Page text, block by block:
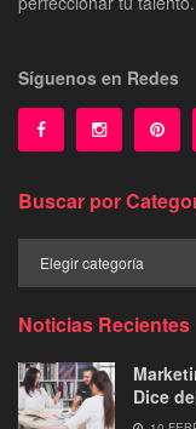
Síguenos en Redes
Buscar por
por
Noticias Recientes
Dice